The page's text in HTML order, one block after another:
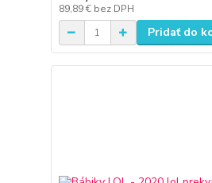
89,89 € bez DPH
Pridať do